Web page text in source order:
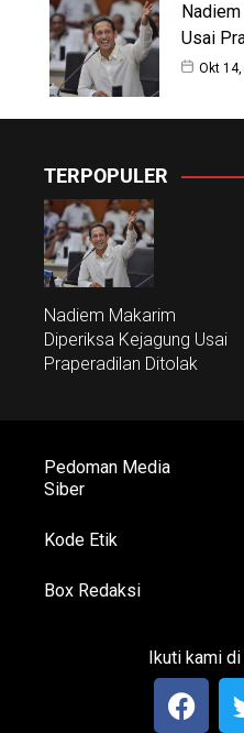
Usai
Okt
TERPOPULER
Nadiem Makarim
Diperiksa Kejagung Usai
Praperadilan Ditolak
Pedoman Media
Siber
Kode Etik
Box Redaksi
Ikuti kami